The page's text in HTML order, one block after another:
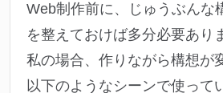
Web制作前に、じゅうぶんな
を整えておけば多分必要あり
私の場合、作りながら構想が
以下のようなシーンで使って